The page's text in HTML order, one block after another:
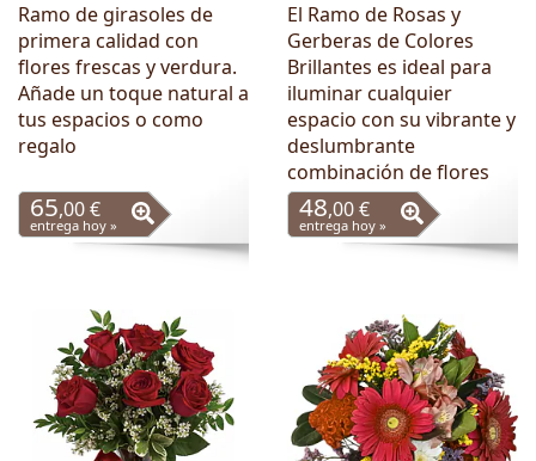
Ramo de girasoles de
primera calidad con
flores frescas y verdura.
Añade un toque natural a
tus espacios o como
regalo
65,00 €
entrega hoy »
El Ramo de Rosas y
Gerberas de Colores
Brillantes es ideal para
iluminar cualquier
espacio con su vibrante y
deslumbrante
combinación de flores
48,00 €
entrega hoy »